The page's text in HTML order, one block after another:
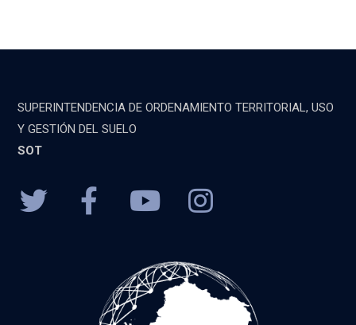
SUPERINTENDENCIA DE ORDENAMIENTO TERRITORIAL, USO
Y GESTIÓN DEL SUELO
SOT